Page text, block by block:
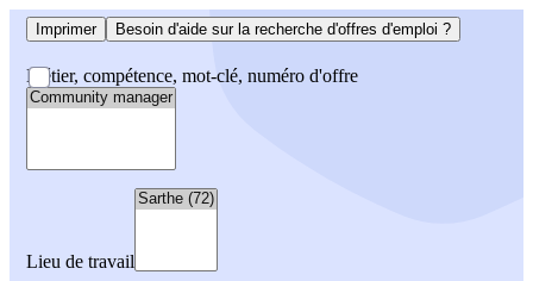
Imprimer Besoin d'aide sur la recherche d'offres d'emploi ?
Métier, compétence, mot-clé, numéro d'offre
Lieu de travail